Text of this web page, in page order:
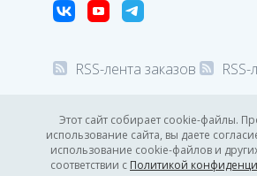
Этот сайт собирает cookie-файлы.
использование сайта, вы даете
использование cookie-файлов и
соответствии с Политикой
RSS-лента заказов
© 2008-2026 Все права
Политика конфиденциальности